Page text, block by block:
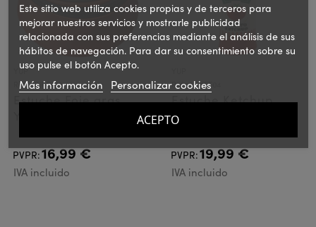
YUP
Ref.: YUFOI52
Estuche Foie gras
PVPR:16,99 €
IVA incluido
Ref.: YUKET04
Estuche Ketchup
Yup!
PVPR:19,99 €
IVA incluido
Este sitio web utiliza cookies propias y de terceros para
mejorar nuestros servicios y mostrarle publicidad
relacionada con sus preferencias mediante el análisis de sus
hábitos de navegación. Para dar su consentimiento sobre su
uso pulse el botón Acepto.
Más información Personalizar cookies
ACEPTO